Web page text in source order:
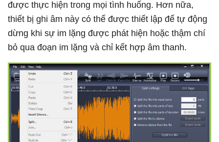
được thực hiện trong mọi tình huống. Hơn nữa,
thiết bị ghi âm này có thể được thiết lập để tự động
dừng khi sự im lặng được phát hiện hoặc thậm chí
bỏ qua đoạn im lặng và chỉ kết hợp âm thanh.